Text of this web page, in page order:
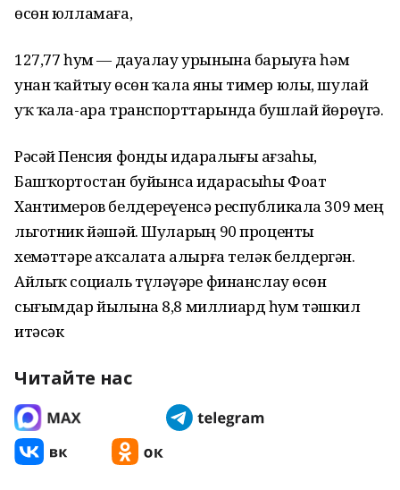
өсөн юлламаға,
127,77 һум — дауалау урынына барыуға һәм
унан ҡайтыу өсөн ҡала яны тимер юлы, шулай
уҡ ҡала-ара транспорттарында бушлай йөрөүгә.
Рәсәй Пенсия фонды идаралығы ағзаһы,
Башҡортостан буйынса идарасыһы Фоат
Хантимеров белдереүенсә республикала 309 мең
льготник йәшәй. Шуларҙың 90 проценты
хеҙмәттәрҙе аҡсалата алырға теләк белдергән.
Айлыҡ социаль түләүҙәрҙе финанслау өсөн
сығымдар йылына 8,8 миллиард һум тәшкил
итәсәк
Читайте нас